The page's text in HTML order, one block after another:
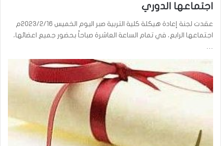
اجتماعها الدوري
عقدت لجنة إعادة هيكلة كلية التربية صبر اليوم الخميس 2023/2/16م
اجتماعها الرابع، في تمام الساعة العاشرة صباحاً بحضور جميع اعضائها،